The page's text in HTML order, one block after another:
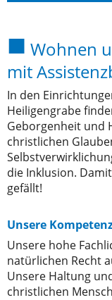
Wohnen
mit
In den
Heiligengrabe
Geborgenheit und
christlichen
die Inklusion.
gefällt!
Unsere
Unsere hohe
natürlichen Recht
Unsere Haltung
christlichen